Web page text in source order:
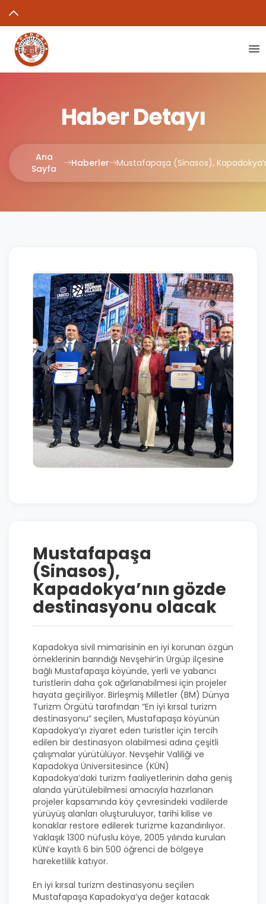
Haber Detayı
Ana
Sayfa
Haberler
Mustafapaşa
(Sinasos),
Kapadokya’nın gözde
destinasyonu olacak
Kapadokya sivil mimarisinin en iyi korunan özgün
örneklerinin barındığı Nevşehir’in Ürgüp ilçesine
bağlı Mustafapaşa köyünde, yerli ve yabancı
turistlerin daha çok ağırlanabilmesi için projeler
hayata geçiriliyor. Birleşmiş Milletler (BM) Dünya
Turizm Örgütü tarafından “En iyi kırsal turizm
destinasyonu” seçilen, Mustafapaşa köyünün
Kapadokya’yı ziyaret eden turistler için tercih
edilen bir destinasyon olabilmesi adına çeşitli
çalışmalar yürütülüyor. Nevşehir Valiliği ve
Kapadokya Üniversitesince (KÜN)
Kapadokya’daki turizm faaliyetlerinin daha geniş
alanda yürütülebilmesi amacıyla hazırlanan
projeler kapsamında köy çevresindeki vadilerde
yürüyüş alanları oluşturuluyor, tarihi kilise ve
konaklar restore edilerek turizme kazandırılıyor.
Yaklaşık 1300 nüfuslu köye, 2005 yılında kurulan
KÜN’e kayıtlı 6 bin 500 öğrenci de bölgeye
hareketlilik katıyor.
En iyi kırsal turizm destinasyonu seçilen
Mustafapaşa Kapadokya’ya değer katacak